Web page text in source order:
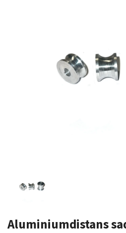
Aluminiumdistans